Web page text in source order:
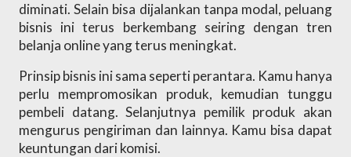
diminati. Selain bisa dijalankan tanpa modal, peluang
bisnis ini terus berkembang seiring dengan tren
belanja online yang terus meningkat.
Prinsip bisnis ini sama seperti perantara. Kamu hanya
perlu mempromosikan produk, kemudian tunggu
pembeli datang. Selanjutnya pemilik produk akan
mengurus pengiriman dan lainnya. Kamu bisa dapat
keuntungan dari komisi.